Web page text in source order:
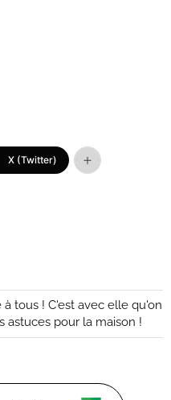
X (Twitter)
tous ! C'est avec elle qu'on
pour la maison !